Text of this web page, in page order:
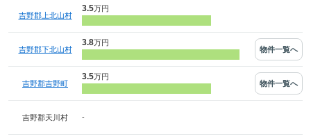
吉野郡上北山村
3.5万円
吉野郡下北山村
3.8万円
物件一覧へ
吉野郡吉野町
3.5万円
物件一覧へ
吉野郡天川村 -